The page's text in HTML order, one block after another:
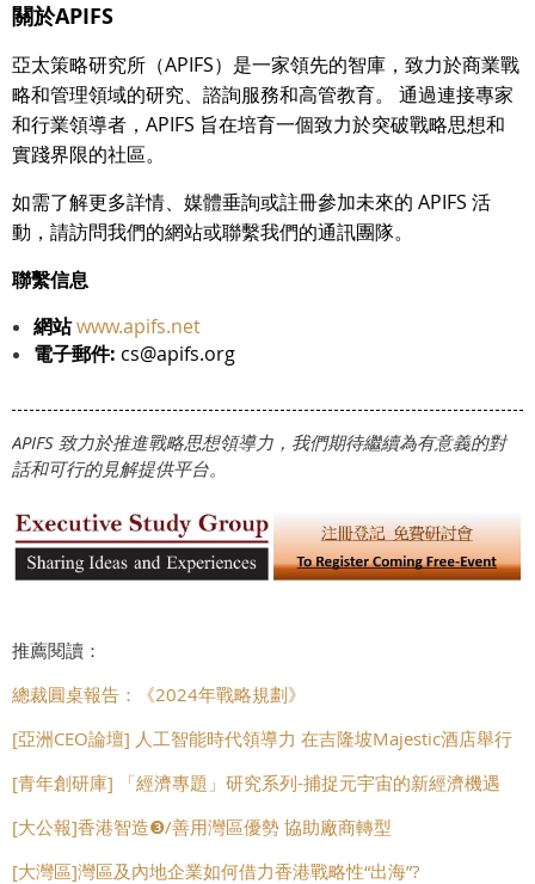
關於APIFS
亞太策略研究所（APIFS）是一家領先的智庫，致力於商業戰
略和管理領域的研究、諮詢服務和高管教育。 通過連接專家
和行業領導者，APIFS 旨在培育一個致力於突破戰略思想和
實踐界限的社區。
如需了解更多詳情、媒體垂詢或註冊參加未來的 APIFS 活
動，請訪問我們的網站或聯繫我們的通訊團隊。
聯繫信息
網站www.apifs.net
電子郵件: cs@apifs.org
APIFS 致力於推進戰略思想領導力，我們期待繼續為有意義的對
話和可行的見解提供平台。
推薦閱讀：
總裁圓桌報告：《2024年戰略規劃》
[亞洲CEO論壇] 人工智能時代領導力 在吉隆坡Majestic酒店舉行
[青年創研庫] 「經濟專題」研究系列-捕捉元宇宙的新經濟機遇
[大公報]香港智造❸/善用灣區優勢 協助廠商轉型
[大灣區]灣區及內地企業如何借力香港戰略性“出海”?